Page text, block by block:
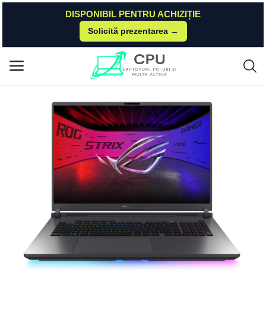
DISPONIBIL PENTRU ACHIZIȚIE
Solicită prezentarea →
Meniu principal
Listă de dorințe
Autentificare
Înregistrare
ROG Strix G18 (2025) ROG